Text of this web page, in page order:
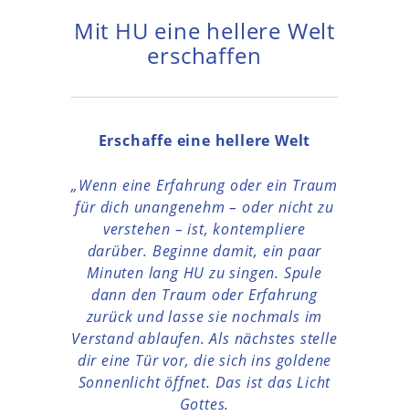
Mit HU eine hellere Welt
erschaffen
Erschaffe eine hellere Welt
„Wenn eine Erfahrung oder ein Traum
für dich unangenehm – oder nicht zu
verstehen – ist, kontempliere
darüber. Beginne damit, ein paar
Minuten lang HU zu singen. Spule
dann den Traum oder Erfahrung
zurück und lasse sie nochmals im
Verstand ablaufen. Als nächstes stelle
dir eine Tür vor, die sich ins goldene
Sonnenlicht öffnet. Das ist das Licht
Gottes.